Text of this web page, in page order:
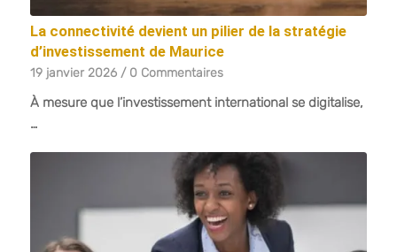
La connectivité devient un pilier de la stratégie
d’investissement de Maurice
19 janvier 2026 / 0 Commentaires
À mesure que l’investissement international se digitalise,
…